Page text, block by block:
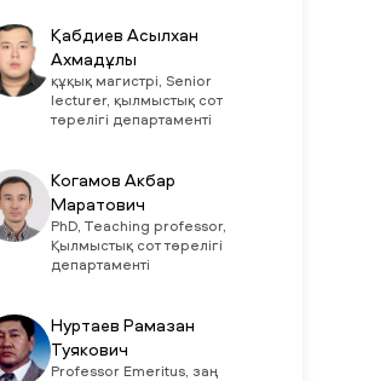
Қабдиев Асылхан
Ахмадұлы
құқық магистрі, Senior
lecturer, қылмыстық сот
төрелігі департаменті
Когамов Акбар
Маратович
PhD, Teaching professor,
Қылмыстық сот төрелігі
департаменті
Нуртаев Рамазан
Туякович
Professor Emeritus, заң